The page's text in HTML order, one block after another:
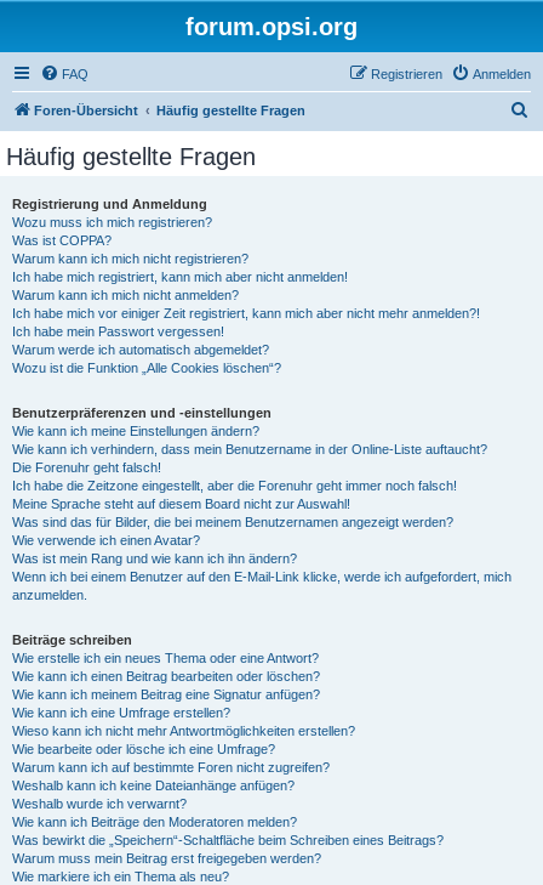
forum.opsi.org
FAQ Anmelden
Registrieren
Foren-Übersicht Häufig gestellte Fragen
Häufig gestellte Fragen
Registrierung und Anmeldung
Wozu muss ich mich registrieren?
Was ist COPPA?
Warum kann ich mich nicht registrieren?
Ich habe mich registriert, kann mich aber nicht anmelden!
Warum kann ich mich nicht anmelden?
Ich habe mich vor einiger Zeit registriert, kann mich aber nicht mehr anmelden?!
Ich habe mein Passwort vergessen!
Warum werde ich automatisch abgemeldet?
Wozu ist die Funktion „Alle Cookies löschen“?
Benutzerpräferenzen und -einstellungen
Wie kann ich meine Einstellungen ändern?
Wie kann ich verhindern, dass mein Benutzername in der Online-Liste auftaucht?
Die Forenuhr geht falsch!
Ich habe die Zeitzone eingestellt, aber die Forenuhr geht immer noch falsch!
Meine Sprache steht auf diesem Board nicht zur Auswahl!
Was sind das für Bilder, die bei meinem Benutzernamen angezeigt werden?
Wie verwende ich einen Avatar?
Was ist mein Rang und wie kann ich ihn ändern?
Wenn ich bei einem Benutzer auf den E-Mail-Link klicke, werde ich aufgefordert, mich
anzumelden.
Beiträge schreiben
Wie erstelle ich ein neues Thema oder eine Antwort?
Wie kann ich einen Beitrag bearbeiten oder löschen?
Wie kann ich meinem Beitrag eine Signatur anfügen?
Wie kann ich eine Umfrage erstellen?
Wieso kann ich nicht mehr Antwortmöglichkeiten erstellen?
Wie bearbeite oder lösche ich eine Umfrage?
Warum kann ich auf bestimmte Foren nicht zugreifen?
Weshalb kann ich keine Dateianhänge anfügen?
Weshalb wurde ich verwarnt?
Wie kann ich Beiträge den Moderatoren melden?
Was bewirkt die „Speichern“-Schaltfläche beim Schreiben eines Beitrags?
Warum muss mein Beitrag erst freigegeben werden?
Wie markiere ich ein Thema als neu?